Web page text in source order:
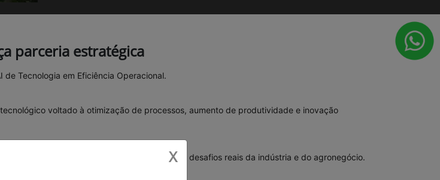
parceria estratégica
Tecnologia em Eficiência Operacional.
voltado à otimização de processos, aumento de produtividade e inovação
engenharia e tecnologia para resolver desafios reais da indústria e do agronegócio.
X